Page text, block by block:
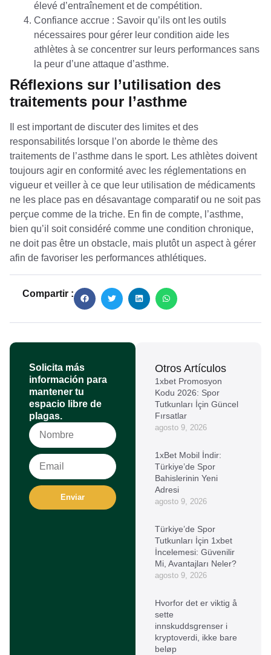
élevé d’entraînement et de compétition.
Confiance accrue : Savoir qu’ils ont les outils
nécessaires pour gérer leur condition aide les
athlètes à se concentrer sur leurs performances sans
la peur d’une attaque d’asthme.
Réflexions sur l’utilisation des
traitements pour l’asthme
Il est important de discuter des limites et des
responsabilités lorsque l’on aborde le thème des
traitements de l’asthme dans le sport. Les athlètes doivent
toujours agir en conformité avec les réglementations en
vigueur et veiller à ce que leur utilisation de médicaments
ne les place pas en désavantage comparatif ou ne soit pas
perçue comme de la triche. En fin de compte, l’asthme,
bien qu’il soit considéré comme une condition chronique,
ne doit pas être un obstacle, mais plutôt un aspect à gérer
afin de favoriser les performances athlétiques.
Compartir :
Solicita más
información para
mantener tu
espacio libre de
plagas.
Enviar
Otros Artículos
1xbet Promosyon
Kodu 2026: Spor
Tutkunları İçin Güncel
Fırsatlar
agosto 9, 2026
1xBet Mobil İndir:
Türkiye’de Spor
Bahislerinin Yeni
Adresi
agosto 9, 2026
Türkiye’de Spor
Tutkunları İçin 1xbet
İncelemesi: Güvenilir
Mi, Avantajları Neler?
agosto 9, 2026
Hvorfor det er viktig å
sette
innskuddsgrenser i
kryptoverdi, ikke bare
beløp